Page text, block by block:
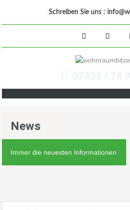
Schreiben Sie uns :
07431 / 74
News
Immer die neuesten Informationen